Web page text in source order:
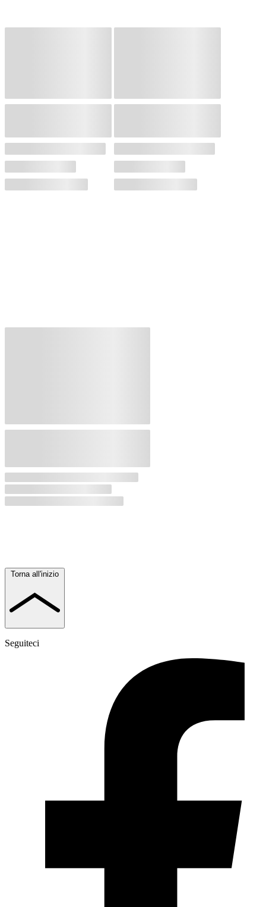
Torna all'inizio
Seguiteci